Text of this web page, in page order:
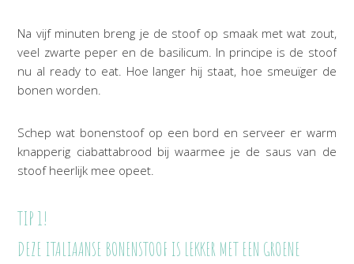
Na vijf minuten breng je de stoof op smaak met wat zout,
veel zwarte peper en de basilicum. In principe is de stoof
nu al ready to eat. Hoe langer hij staat, hoe smeuïger de
bonen worden.
Schep wat bonenstoof op een bord en serveer er warm
knapperig ciabattabrood bij waarmee je de saus van de
stoof heerlijk mee opeet.
TIP 1!
DEZE ITALIAANSE BONENSTOOF IS LEKKER MET EEN GROENE